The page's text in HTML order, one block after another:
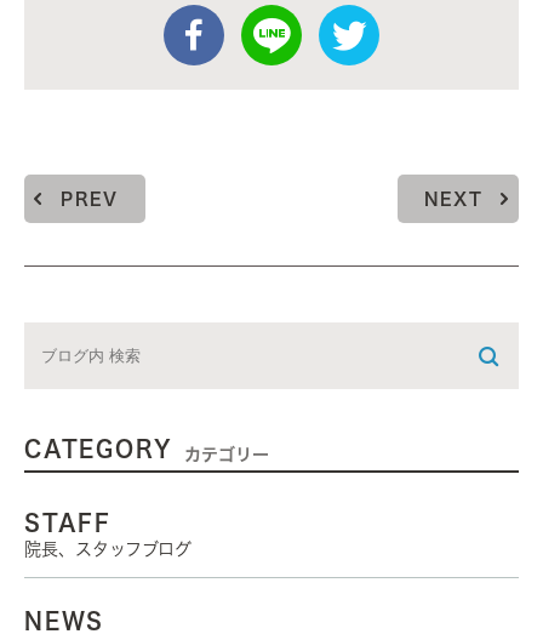
PREV NEXT
CATEGORY カテゴリー
STAFF
院長、スタッフブログ
NEWS